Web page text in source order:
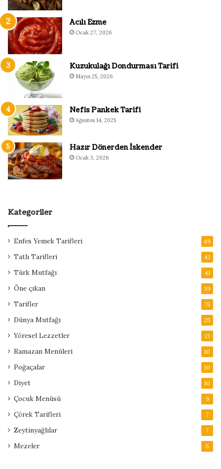
Acılı Ezme
Ocak 27, 2026
Kuzukulağı Dondurması Tarifi
Mayıs 25, 2026
Nefis Pankek Tarifi
Ağustos 14, 2025
Hazır Dönerden İskender
Ocak 3, 2026
Kategoriler
Enfes Yemek Tarifleri 49
Tatlı Tarifleri 42
Türk Mutfağı 41
Öne çıkan 39
Tarifler 75
Dünya Mutfağı 25
Yöresel Lezzetler 21
Ramazan Menüleri 10
Poğaçalar 10
Diyet 10
Çocuk Menüsü 9
Çörek Tarifleri 7
Zeytinyağlılar 7
Mezeler 5